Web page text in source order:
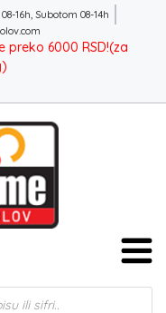
16h, Subotom 08-14h
6000 RSD!(za